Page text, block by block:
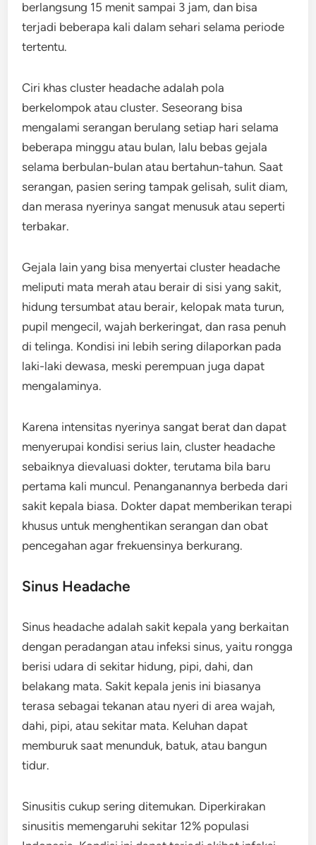
berlangsung 15 menit sampai 3 jam, dan bisa
terjadi beberapa kali dalam sehari selama periode
tertentu.
Ciri khas cluster headache adalah pola
berkelompok atau cluster. Seseorang bisa
mengalami serangan berulang setiap hari selama
beberapa minggu atau bulan, lalu bebas gejala
selama berbulan-bulan atau bertahun-tahun. Saat
serangan, pasien sering tampak gelisah, sulit diam,
dan merasa nyerinya sangat menusuk atau seperti
terbakar.
Gejala lain yang bisa menyertai cluster headache
meliputi mata merah atau berair di sisi yang sakit,
hidung tersumbat atau berair, kelopak mata turun,
pupil mengecil, wajah berkeringat, dan rasa penuh
di telinga. Kondisi ini lebih sering dilaporkan pada
laki-laki dewasa, meski perempuan juga dapat
mengalaminya.
Karena intensitas nyerinya sangat berat dan dapat
menyerupai kondisi serius lain, cluster headache
sebaiknya dievaluasi dokter, terutama bila baru
pertama kali muncul. Penanganannya berbeda dari
sakit kepala biasa. Dokter dapat memberikan terapi
khusus untuk menghentikan serangan dan obat
pencegahan agar frekuensinya berkurang.
Sinus Headache
Sinus headache adalah sakit kepala yang berkaitan
dengan peradangan atau infeksi sinus, yaitu rongga
berisi udara di sekitar hidung, pipi, dahi, dan
belakang mata. Sakit kepala jenis ini biasanya
terasa sebagai tekanan atau nyeri di area wajah,
dahi, pipi, atau sekitar mata. Keluhan dapat
memburuk saat menunduk, batuk, atau bangun
tidur.
Sinusitis cukup sering ditemukan. Diperkirakan
sinusitis memengaruhi sekitar 12% populasi